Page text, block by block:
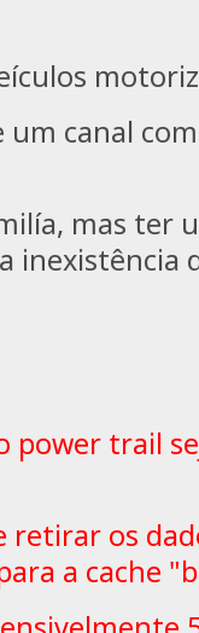
um canal
mas ter
power trail
retirar os
a cache